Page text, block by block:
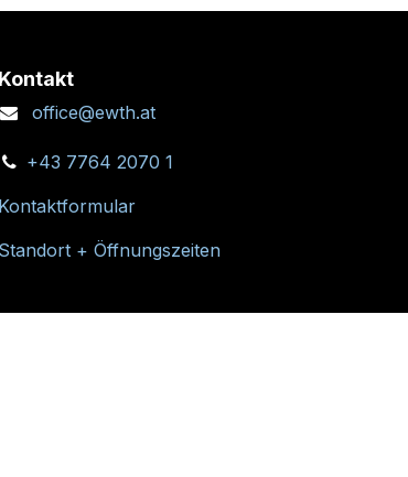
Kontakt
office@ewth.at
+43 7764 2070 1
Kontaktformular
Standort + Öffnungszeiten